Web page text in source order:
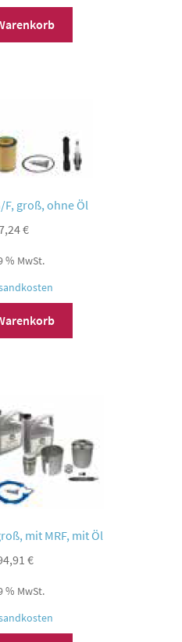
groß, ohne Öl
€
% MwSt.
mit MRF, mit Öl
€
% MwSt.